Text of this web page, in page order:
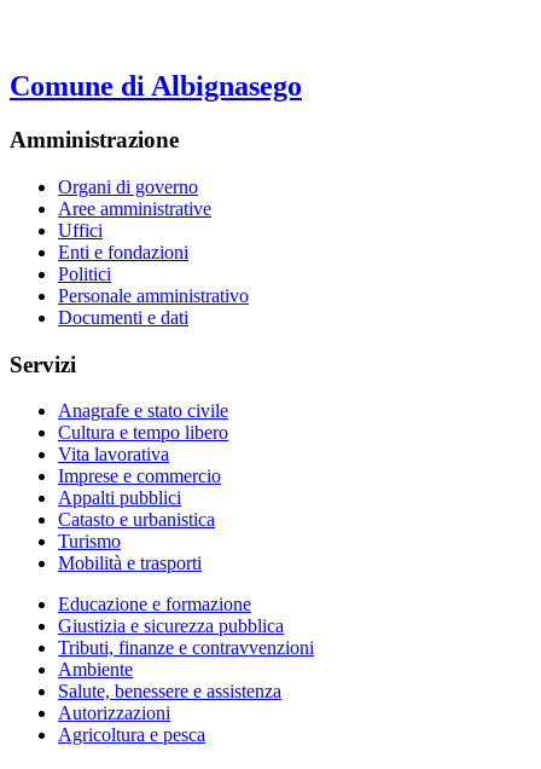
Comune di Albignasego
Amministrazione
Organi di governo
Aree amministrative
Uffici
Enti e fondazioni
Politici
Personale amministrativo
Documenti e dati
Servizi
Anagrafe e stato civile
Cultura e tempo libero
Vita lavorativa
Imprese e commercio
Appalti pubblici
Catasto e urbanistica
Turismo
Mobilità e trasporti
Educazione e formazione
Giustizia e sicurezza pubblica
Tributi, finanze e contravvenzioni
Ambiente
Salute, benessere e assistenza
Autorizzazioni
Agricoltura e pesca